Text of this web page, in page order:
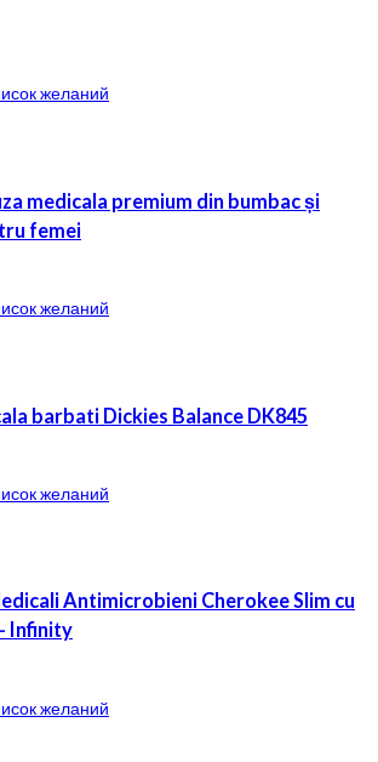
желаний
medicala premium din bumbac și
femei
желаний
barbati Dickies Balance DK845
желаний
Antimicrobieni Cherokee Slim cu
Infinity
желаний